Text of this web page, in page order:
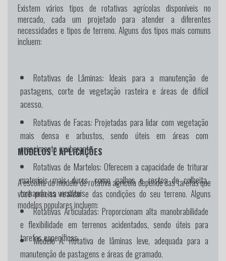
Existem vários tipos de rotativas agrícolas disponíveis no
mercado, cada um projetado para atender a diferentes
necessidades e tipos de terreno. Alguns dos tipos mais comuns
incluem:
Rotativas de Lâminas: Ideais para a manutenção de
pastagens, corte de vegetação rasteira e áreas de difícil
acesso.
Rotativas de Facas: Projetadas para lidar com vegetação
mais densa e arbustos, sendo úteis em áreas com
crescimento exuberante.
Rotativas de Martelos: Oferecem a capacidade de triturar
materiais mais duros, como galhos e restos de colheita,
tornando-as versáteis.
Rotativas Articuladas: Proporcionam alta manobrabilidade
e flexibilidade em terrenos acidentados, sendo úteis para
tarefas específicas.
MODELOS E APLICAÇÕES
A escolha do modelo de rotativa agrícola depende das tarefas que
você precisa realizar e das condições do seu terreno. Alguns
modelos populares incluem:
Modelo A:Rotativa de lâminas leve, adequada para a
manutenção de pastagens e áreas de gramado.